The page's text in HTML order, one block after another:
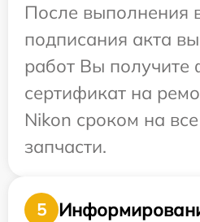
После выполнения
подписания акта
работ Вы
сертификат на
Nikon сроком на
запчасти.
5